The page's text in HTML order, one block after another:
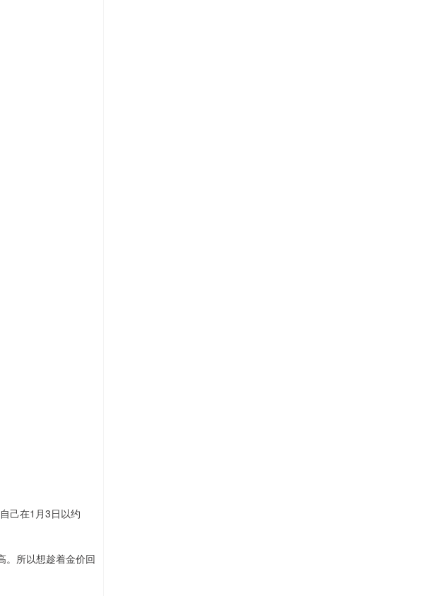
己在1月3日以约
。所以想趁着金价回